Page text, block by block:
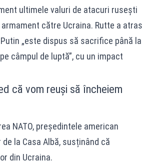
ultimele valuri de atacuri rusești
către Ucraina. Rutte a atras
„este dispus să sacrifice până la
câmpul de luptă”, cu un impact
că vom reuși să încheiem
NATO, președintele american
la Casa Albă, susținând că
din Ucraina.